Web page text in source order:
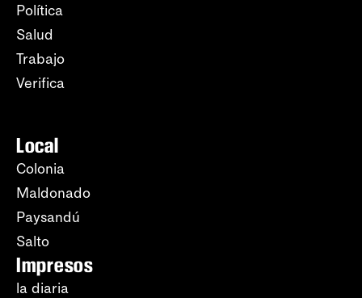
Política
Salud
Trabajo
Verifica
Local
Colonia
Maldonado
Paysandú
Salto
Impresos
la diaria